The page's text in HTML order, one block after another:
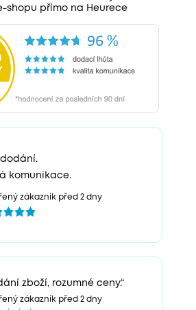
shopu přímo na Heurece
dodání.
komunikace.
zákazník před 2 dny
zboží, rozumné ceny.“
zákazník před 2 dny